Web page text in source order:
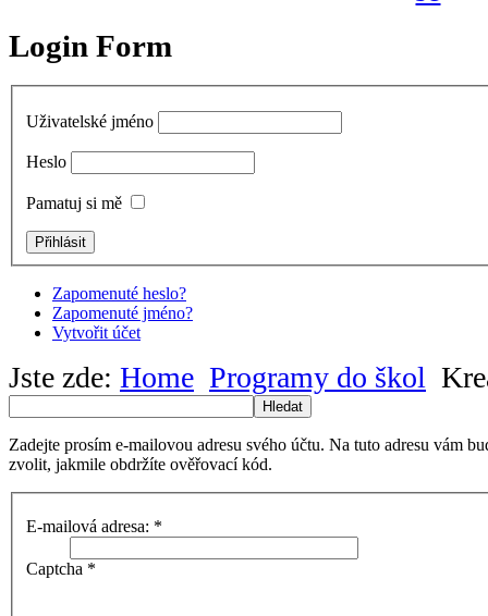
Login Form
Uživatelské jméno
Heslo
Pamatuj si mě
Zapomenuté heslo?
Zapomenuté jméno?
Vytvořit účet
Jste zde: Home Programy do škol
Hledat
Zadejte prosím e-mailovou adresu svého účtu. Na tuto adresu vám
zvolit, jakmile obdržíte ověřovací kód.
E-mailová adresa: *
Captcha *